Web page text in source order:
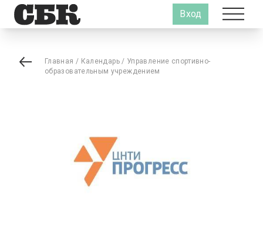
Вход
Главная / Календарь/ Управление спортивно-
образовательным учреждением